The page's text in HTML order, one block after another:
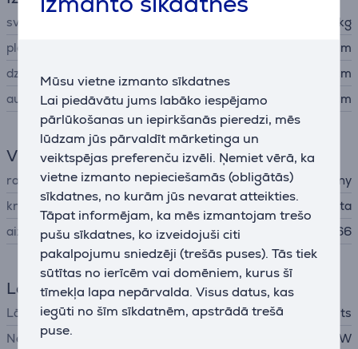
Mūsu vietne izmanto sīkdatnes
Lai piedāvātu jums labāko iespējamo
pārlūkošanas un iepirkšanās pieredzi, mēs
lūdzam jūs pārvaldīt mārketinga un
veiktspējas preferenču izvēli. Ņemiet vērā, ka
vietne izmanto nepieciešamās (obligātās)
sīkdatnes, no kurām jūs nevarat atteikties.
Tāpat informējam, ka mēs izmantojam trešo
pušu sīkdatnes, ko izveidojuši citi
pakalpojumu sniedzēji (trešās puses). Tās tiek
sūtītas no ierīcēm vai domēniem, kurus šī
tīmekļa lapa nepārvalda. Visus datus, kas
iegūti no šīm sīkdatnēm, apstrādā trešā
puse.
svars
1,2 kg
platums
25,6 cm
dziļums
7,9 cm
augstums
11,3 cm
Vispārējais parametrs
ražotājs
Sony
krāsa
balta
aizsardzības līmenis
IP66
Lādētājs
Lādētājs
nav iekļauts
Nepieciešamā lādētāja jauda
2,5 - 27 W